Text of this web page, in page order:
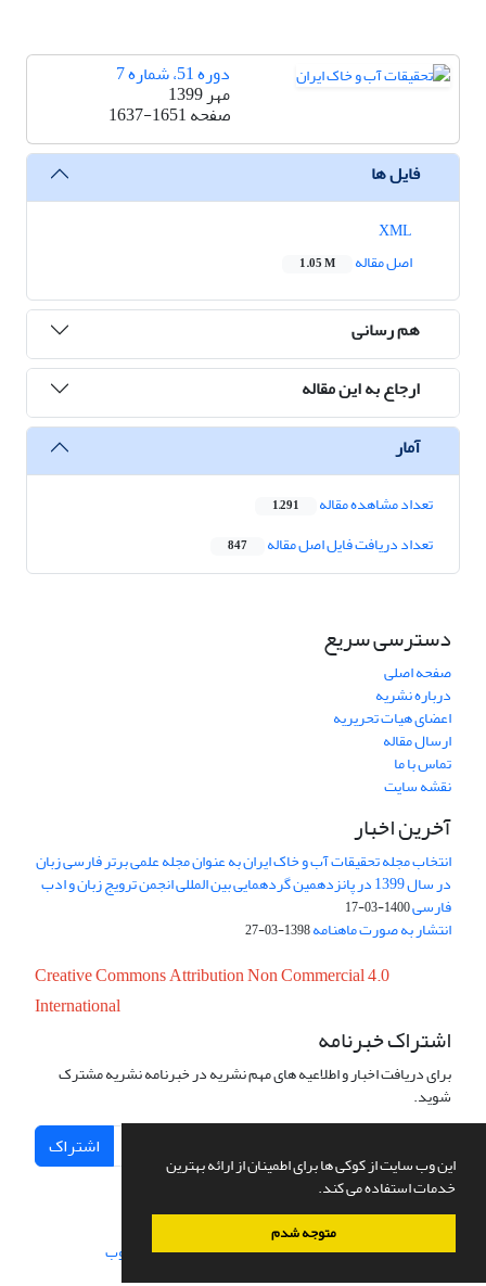
این وب سایت از کوکی ها برای اطمینان از ارائه بهترین
خدمات استفاده می کند.
متوجه شدم
دوره 51، شماره 7
مهر 1399
صفحه1637-1651
فایل ها
اصل مقاله
1.05 M
هم رسانی
ارجاع به این مقاله
آمار
تعداد مشاهده مقاله 1,291
تعداد دریافت فایل اصل مقاله 847
دسترسی سریع
صفحه اصلی
درباره نشریه
اعضای هیات تحریریه
ارسال مقاله
تماس با ما
نقشه سایت
آخرین اخبار
انتخاب مجله تحقیقات آب و خاک ایران به عنوان مجله علمی برتر فارسی زبان
در سال 1399 در پانزدهمین گردهمایی بین المللی انجمن ترویج زبان و ادب
فارسی1400-03-17
انتشار به صورت ماهنامه1398-03-27
Creative Commons Attribution Non Commercial 4.0
International
اشتراک خبرنامه
برای دریافت اخبار و اطلاعیه های مهم نشریه در خبرنامه نشریه مشترک
شوید.
اشتراک
سامانه مدیریت نشریات علمی.طراحی و پیاده سازی از سیناوب